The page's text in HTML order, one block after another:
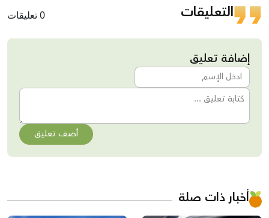
التعليقات 0 تعليقات
إضافة تعليق
أضف تعليق
أخبار ذات صلة